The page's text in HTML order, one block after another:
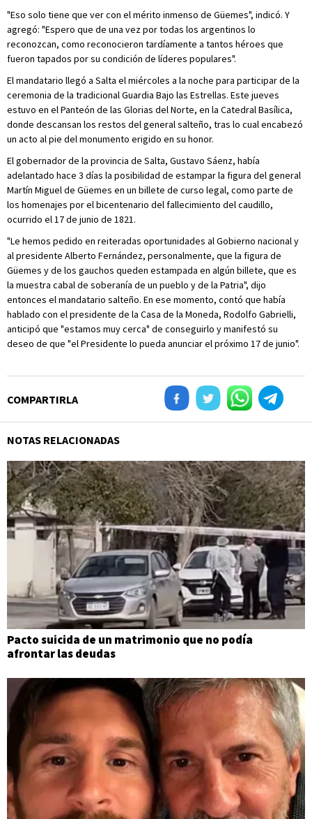
"Eso solo tiene que ver con el mérito inmenso de Güemes", indicó. Y
agregó: "Espero que de una vez por todas los argentinos lo
reconozcan, como reconocieron tardíamente a tantos héroes que
fueron tapados por su condición de líderes populares".
El mandatario llegó a Salta el miércoles a la noche para participar de la
ceremonia de la tradicional Guardia Bajo las Estrellas. Este jueves
estuvo en el Panteón de las Glorias del Norte, en la Catedral Basílica,
donde descansan los restos del general salteño, tras lo cual encabezó
un acto al pie del monumento erigido en su honor.
El gobernador de la provincia de Salta, Gustavo Sáenz, había
adelantado hace 3 días la posibilidad de estampar la figura del general
Martín Miguel de Güemes en un billete de curso legal, como parte de
los homenajes por el bicentenario del fallecimiento del caudillo,
ocurrido el 17 de junio de 1821.
"Le hemos pedido en reiteradas oportunidades al Gobierno nacional y
al presidente Alberto Fernández, personalmente, que la figura de
Güemes y de los gauchos queden estampada en algún billete, que es
la muestra cabal de soberanía de un pueblo y de la Patria", dijo
entonces el mandatario salteño. En ese momento, contó que había
hablado con el presidente de la Casa de la Moneda, Rodolfo Gabrielli,
anticipó que "estamos muy cerca" de conseguirlo y manifestó su
deseo de que "el Presidente lo pueda anunciar el próximo 17 de junio".
COMPARTIRLA
NOTAS RELACIONADAS
Pacto suicida de un matrimonio que no podía
afrontar las deudas